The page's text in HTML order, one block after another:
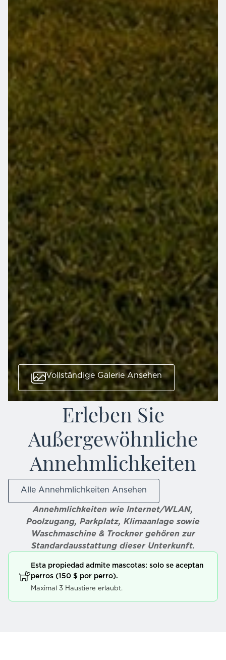
Vollständige Galerie Ansehen
Erleben Sie
Außergewöhnliche
Annehmlichkeiten
Alle Annehmlichkeiten Ansehen
Annehmlichkeiten wie Internet/WLAN,
Poolzugang, Parkplatz, Klimaanlage sowie
Waschmaschine & Trockner gehören zur
Standardausstattung dieser Unterkunft.
Esta propiedad admite mascotas: solo se aceptan
perros (150 $ por perro).
Maximal 3 Haustiere erlaubt.